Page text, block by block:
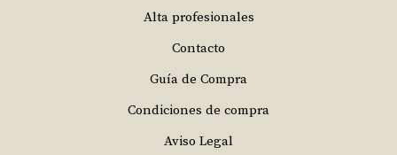
Alta profesionales
Contacto
Guía de Compra
Condiciones de compra
Aviso Legal